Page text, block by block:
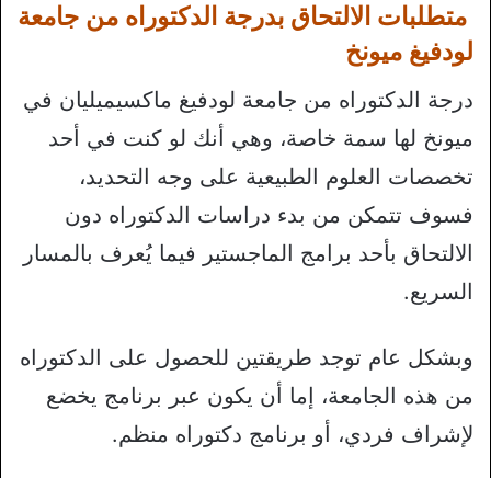
متطلبات الالتحاق بدرجة الدكتوراه من جامعة
لودفيغ ميونخ
درجة الدكتوراه من جامعة لودفيغ ماكسيميليان في
ميونخ لها سمة خاصة، وهي أنك لو كنت في أحد
تخصصات العلوم الطبيعية على وجه التحديد،
فسوف تتمكن من بدء دراسات الدكتوراه دون
الالتحاق بأحد برامج الماجستير فيما يُعرف بالمسار
السريع.
وبشكل عام توجد طريقتين للحصول على الدكتوراه
من هذه الجامعة، إما أن يكون عبر برنامج يخضع
لإشراف فردي، أو برنامج دكتوراه منظم.